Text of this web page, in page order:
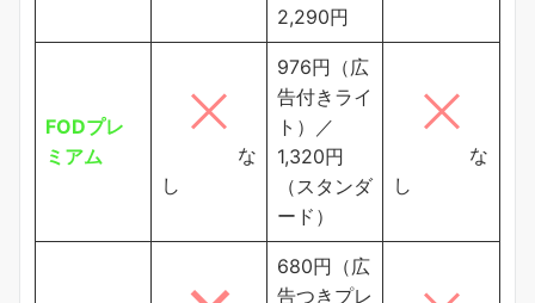
2,290円
FODプレ
ミアム
な
し
976円（広
告付きライ
ト）／
1,320円
（スタンダ
ード）
な
し
680円（広
告つきプレ